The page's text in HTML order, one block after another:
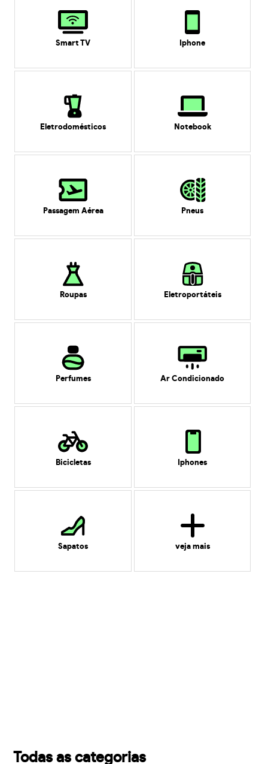
Smart TV Iphone
Eletrodomésticos Notebook
Passagem Aérea Pneus
Roupas Eletroportáteis
Perfumes Ar Condicionado
Bicicletas Iphones
Sapatos veja mais
Todas as categorias